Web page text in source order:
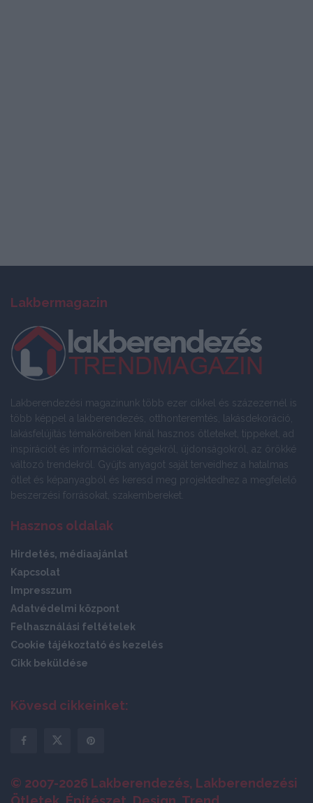
Lakbermagazin
Lakberendezési magazinunk több ezer cikkel és százezernél is
több képpel a lakberendezés, otthonteremtés, lakásdekoráció,
lakásfelújítás témaköreiben kínál hasznos ötleteket, tippeket, ad
inspirációt és információkat cégekről, újdonságokról, az örökké
változó trendekről. Gyűjts anyagot saját terveidhez a hatalmas
ötlet és képanyagból és keresd meg projektedhez a megfelelő
beszerzési forrásokat, szakembereket.
Hasznos oldalak
Hirdetés, médiaajánlat
Kapcsolat
Impresszum
Adatvédelmi központ
Felhasználási feltételek
Cookie tájékoztató és kezelés
Cikk beküldése
Kövesd cikkeinket:
© 2007-2026 Lakberendezés, Lakberendezési